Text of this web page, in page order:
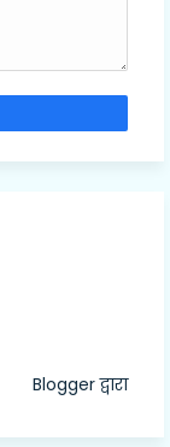
Blogger द्वारा